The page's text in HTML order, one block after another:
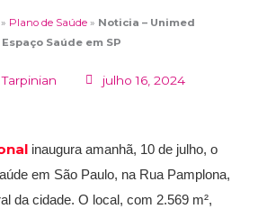
» Plano de Saúde » Noticia – Unimed
Saúde em SP
julho 16, 2024
inaugura amanhã, 10 de julho, o
em São Paulo, na Rua Pamplona,
da cidade. O local, com 2.569 m²,